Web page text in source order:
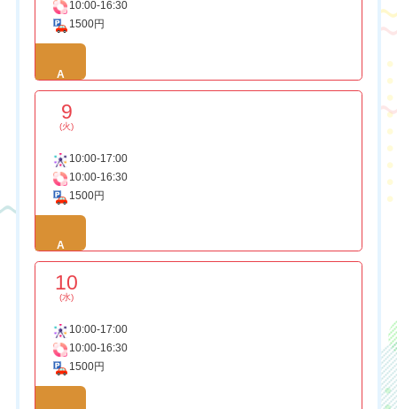
10:00-16:30
1500円
A
9
(火)
10:00-17:00
10:00-16:30
1500円
A
10
(水)
10:00-17:00
10:00-16:30
1500円